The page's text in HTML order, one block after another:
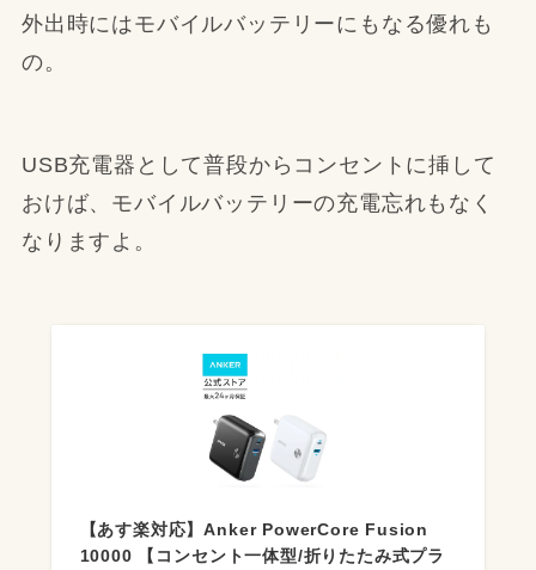
外出時にはモバイルバッテリーにもなる優れも
の。
USB充電器として普段からコンセントに挿して
おけば、モバイルバッテリーの充電忘れもなく
なりますよ。
【あす楽対応】Anker PowerCore Fusion
10000 【コンセント一体型/折りたたみ式プラ